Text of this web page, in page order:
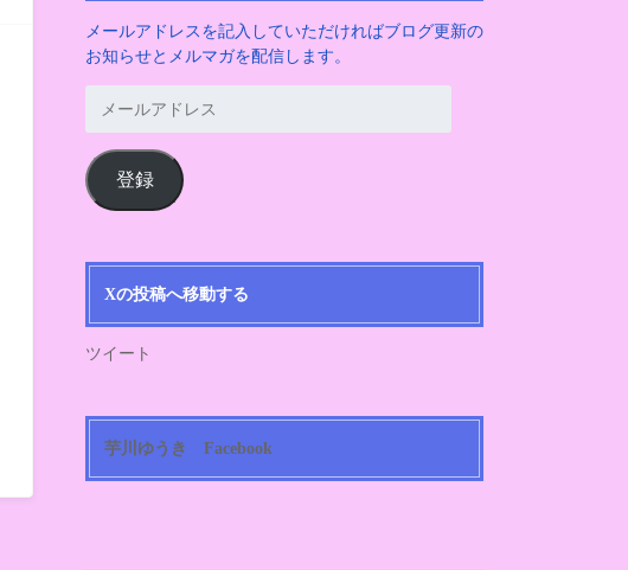
メールアドレスを記入していただければブログ更新の
お知らせとメルマガを配信します。
ア
ド
登録
Xの投稿へ移動する
ツイート
芋川ゆうき Facebook